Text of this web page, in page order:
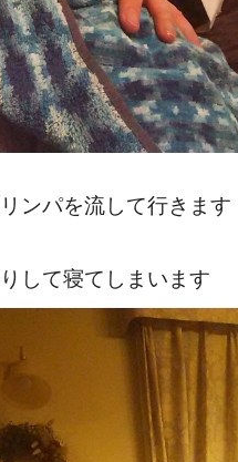
ンパを流して行きます
して寝てしまいます